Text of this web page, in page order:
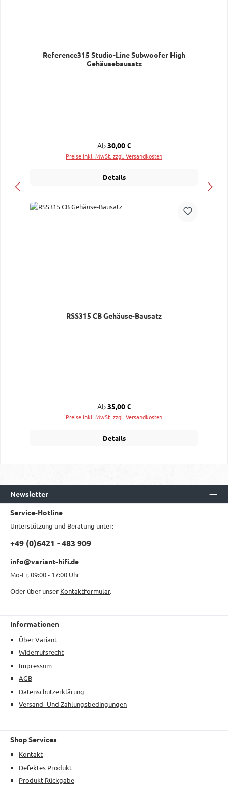
Reference315 Studio-Line Subwoofer High
Gehäusebausatz
Regulärer Preis:
Ab30,00 €
Preise inkl. MwSt. zzgl. Versandkosten
Details
RSS315 CB Gehäuse-Bausatz
Regulärer Preis:
Ab35,00 €
Preise inkl. MwSt. zzgl. Versandkosten
Details
Newsletter
Service-Hotline
Unterstützung und Beratung unter:
+49 (0)6421 - 483 909
info@variant-hifi.de
Mo-Fr, 09:00 - 17:00 Uhr
Oder über unser Kontaktformular.
Informationen
Über Variant
Widerrufsrecht
Impressum
AGB
Datenschutzerklärung
Versand- Und Zahlungsbedingungen
Shop Services
Kontakt
Defektes Produkt
Produkt Rückgabe